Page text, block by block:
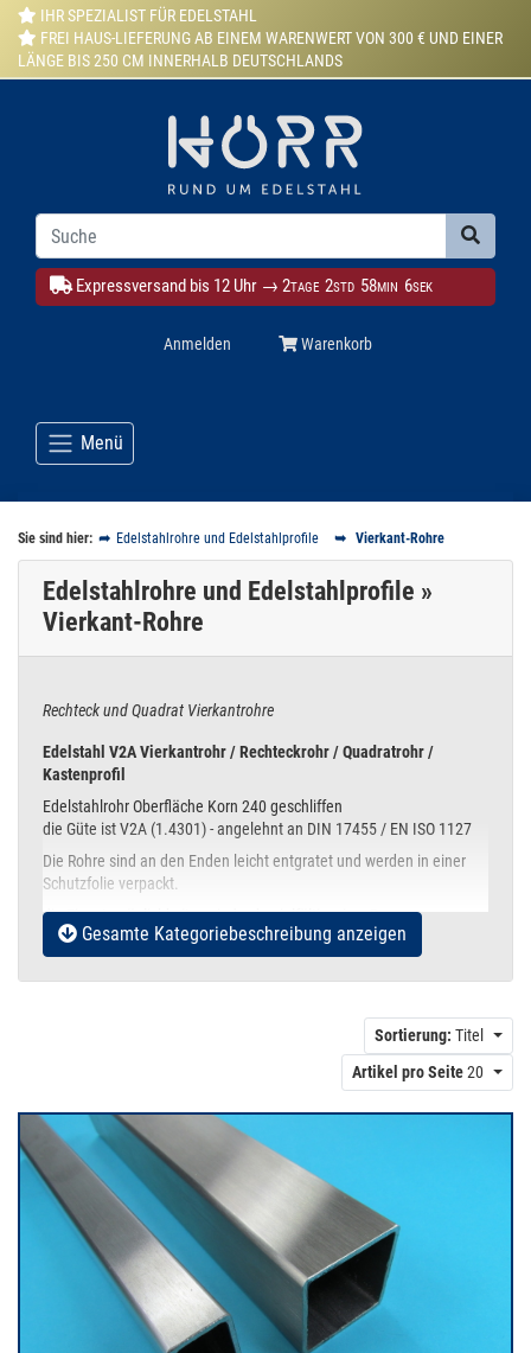
IHR SPEZIALIST FÜR EDELSTAHL
FREI HAUS-LIEFERUNG AB EINEM WARENWERT VON 300 € UND EINER
LÄNGE BIS 250 CM INNERHALB DEUTSCHLANDS
Expressversand bis 12 Uhr → 2TAGE 2STD 58MIN 6SEK
Anmelden Warenkorb
Menü
Sie sind hier: Edelstahlrohre und Edelstahlprofile Vierkant-Rohre
Edelstahlrohre und Edelstahlprofile »
Vierkant-Rohre
Rechteck und Quadrat Vierkantrohre
Edelstahl V2A Vierkantrohr / Rechteckrohr / Quadratrohr /
Kastenprofil
Edelstahlrohr Oberfläche Korn 240 geschliffen
die Güte ist V2A (1.4301) - angelehnt an DIN 17455 / EN ISO 1127
Die Rohre sind an den Enden leicht entgratet und werden in einer
Schutzfolie verpackt.
die Einsatzmöglichkeiten sind sehr vielfältig wie z.B.:
Treppengeländer, Handläufen, Balkongeländer,
Hinweisschilder, Firmen und Edelstahl Werbeschilder
Reling für Bistro oder Boot und viele weitere Eigenbauten
Art. Hier bitte unsere runden Leitungsrohre verwenden.
Unsere Langwaren sind aus Versandkosten Gründen wie folgt
gestaffelt
Profillängebis 25 cm( L )
Profillänge
von 26 bis 145 cm
( XL )
Profillängevon 146 bis 250 cm
( XXL )
Profillänge
von 251 bis MAX Lagerlänge
( MAX )
(variiert je nach Profil von 3 bis 6 mtr )
Gesamte Kategoriebeschreibung anzeigen
Sortierung: Titel
Artikel pro Seite 20